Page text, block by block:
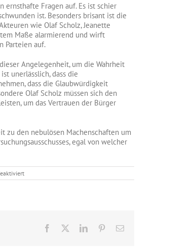
ernsthafte Fragen auf. Es ist schier
ist. Besonders brisant ist die
wie Olaf Scholz, Jeanette
Maße alarmierend und wirft
Parteien auf.
Angelegenheit, um die Wahrheit
unerlässlich, dass die
dass die Glaubwürdigkeit
Olaf Scholz müssen sich den
um das Vertrauen der Bürger
zu den nebulösen Machenschaften um
egal von welcher
für
Aufklärung
Facebook LinkedInPinterest
E-